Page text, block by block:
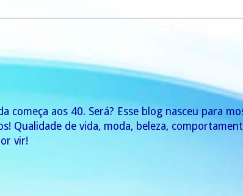
começa aos 40. Será? Esse blog nasceu para
Qualidade de vida, moda, beleza,
vir!